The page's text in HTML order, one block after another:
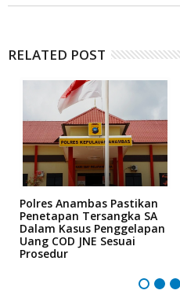
RELATED POST
Polres Anambas Pastikan
Penetapan Tersangka SA
Dalam Kasus Penggelapan
Uang COD JNE Sesuai
Prosedur